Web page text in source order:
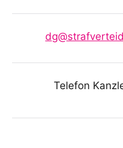
Telefon